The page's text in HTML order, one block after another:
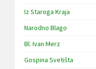
Iz Staroga Kraja
Narodno Blago
Bl. Ivan Merz
Gospina Svetišta